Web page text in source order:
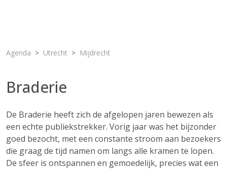
Agenda Utrecht Mijdrecht
Braderie
De Braderie heeft zich de afgelopen jaren bewezen als
een echte publiekstrekker. Vorig jaar was het bijzonder
goed bezocht, met een constante stroom aan bezoekers
die graag de tijd namen om langs alle kramen te lopen.
De sfeer is ontspannen en gemoedelijk, precies wat een